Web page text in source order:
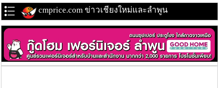
cmprice.com ข่าวเชียงใหม่และลำพูน